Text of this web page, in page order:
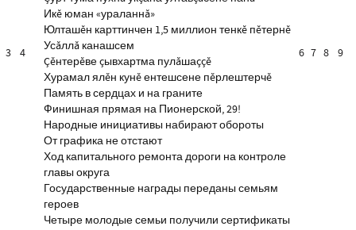
3 4
Икĕ юман «ураланнă»
Юлташĕн карттинчен 1,5 миллион тенкĕ пĕтернĕ
Усăллă канашсем
Çĕнтерĕве çывхартма пулăшаççĕ
Хурамал ялĕн кунĕ ентешсене пĕрлештерчĕ
Память в сердцах и на граните
Финишная прямая на Пионерской, 29!
Народные инициативы набирают обороты
От графика не отстают
Ход капитального ремонта дороги на контроле
главы округа
Государственные награды переданы семьям
героев
Четыре молодые семьи получили сертификаты
6 7 8 9